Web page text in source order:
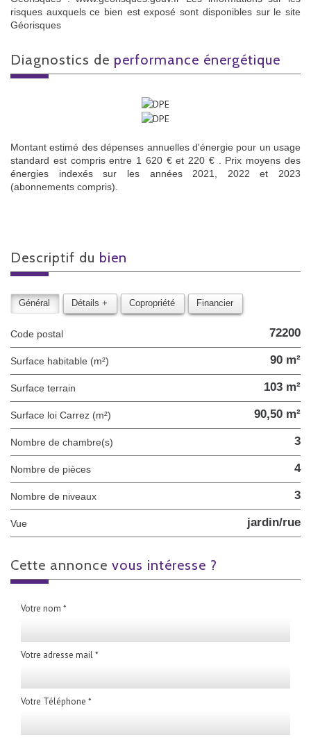
risques auxquels ce bien est exposé sont disponibles sur le site
Géorisques
diagnostics de performance énergétique
Montant estimé des dépenses annuelles d'énergie pour un usage
standard est compris entre 1 620 € et 220 € . Prix moyens des
énergies indexés sur les années 2021, 2022 et 2023
(abonnements compris).
descriptif du bien
Général Détails + Copropriété Financier
Code postal 72200
Surface habitable (m²) 90 m²
surface terrain 103 m²
Surface loi Carrez (m²) 90,50 m²
Nombre de chambre(s) 3
Nombre de pièces 4
Nombre de niveaux 3
Vue jardin/rue
cette annonce vous intéresse ?
Votre nom *
Votre adresse mail *
Votre Téléphone *